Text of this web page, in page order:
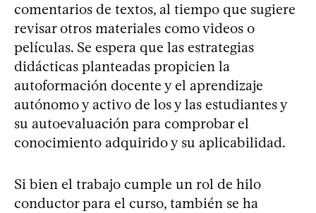
comentarios de textos, al tiempo que sugiere
revisar otros materiales como videos o
películas. Se espera que las estrategias
didácticas planteadas propicien la
autoformación docente y el aprendizaje
autónomo y activo de los y las estudiantes y
su autoevaluación para comprobar el
conocimiento adquirido y su aplicabilidad.
Si bien el trabajo cumple un rol de hilo
conductor para el curso, también se ha